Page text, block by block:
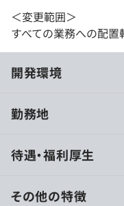
＜変更範囲＞
すべての業務への配置
開発環境
■『Hubble』：法務
サービス
勤務地
待遇・福利厚生
その他の特徴